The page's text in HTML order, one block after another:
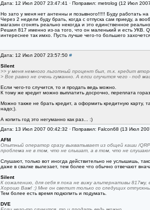
Дата: 12 Июл 2007 23:47:41 · Поправил: metrolog (12 Июл
Но зато у меня нет антенны и позывного!!!!! Буду работать
Через 2 недели буду брать, когда с отпуска сам приеду, а
магазин сгонять реально некогда и это единственное
Решил 817 именно из-за того, что он маленький и есть УКВ.
интереснее так имхо. Пусть лучше чего-то большего
Дата: 12 Июл 2007 23:57:50 #
Silent
>> у меня немного льготный процент был, т.к. кредит
> Все равно не очень гуманно. А елси случится чего - под
Если чего-то случится, то и продать ведь можно.
К тому же кредит можно выплатить досрочно, переплата
Можно также не брать кредит, а оформить кредитную карту,
надо;).
А копить год это негуманно как раз... :)
Дата: 13 Июл 2007 00:42:32 · Поправил: Falcon68 (13 Июл
AFM
Опытный оператор сразу выхватывает из общей каши /
проблема не в том, что не слышат, а в том, что не
Слушают, только вот иногда действительно не услышишь,
даже в свалке вылезает, тем более что обычно отвечают
Silent
К сожалению, для себя я пока не вижу альтернативы
Хорошо Вам! :) Мне он светит только со следущих
Тем более есть время подкопить и подумать.
DVE